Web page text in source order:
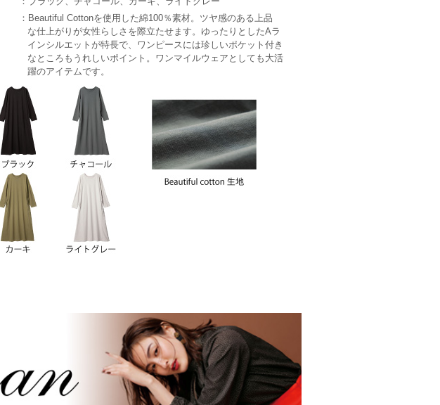
：Beautiful Cottonを使用した綿100％素材。ツヤ感のある上品
な仕上がりが女性らしさを際立たせます。ゆったりとしたAラ
インシルエットが特長で、ワンピースには珍しいポケット付き
なところもうれしいポイント。ワンマイルウェアとしても大活
躍のアイテムです。